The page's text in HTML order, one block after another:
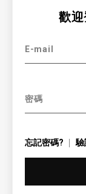
歡
E-mail
密碼
忘記密碼? 驗